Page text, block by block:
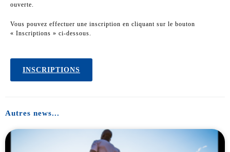
ouverte.
Vous pouvez effectuer une inscription en cliquant sur le bouton
« Inscriptions » ci-dessous.
INSCRIPTIONS
Autres news...